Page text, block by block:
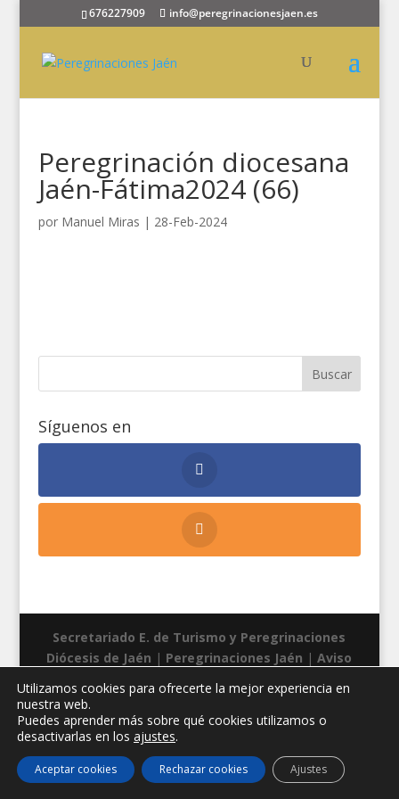
676227909 info@peregrinacionesjaen.es
Peregrinación diocesana
Jaén-Fátima2024 (66)
por Manuel Miras | 28-Feb-2024
Síguenos en
Secretariado E. de Turismo y Peregrinaciones
Diócesis de Jaén | Peregrinaciones Jaén |Aviso
Utilizamos cookies para ofrecerte la mejor experiencia en
nuestra web.
Puedes aprender más sobre qué cookies utilizamos o
desactivarlas en los ajustes.
Aceptar cookies Rechazar cookies Ajustes